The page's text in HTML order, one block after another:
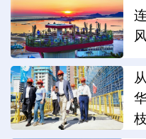
枝